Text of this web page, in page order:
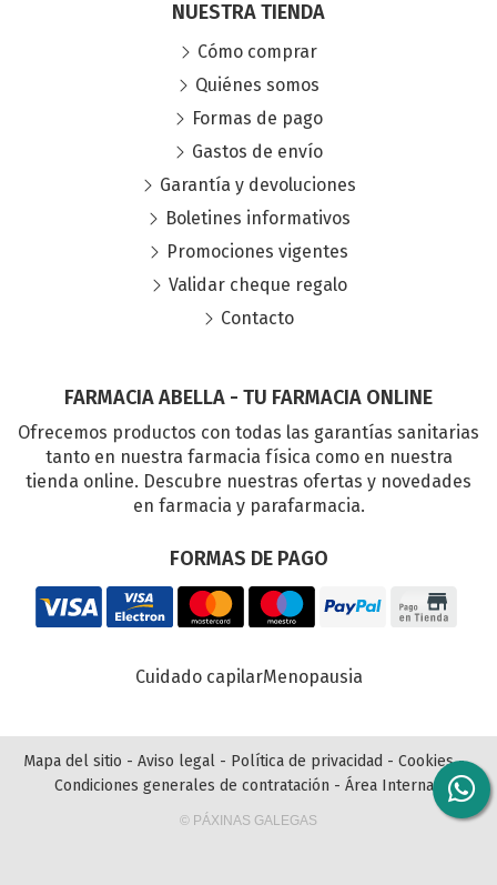
FARMACIA ABELLA - TU FARMACIA ONLINE
Ofrecemos productos con todas las garantías sanitarias
tanto en nuestra farmacia física como en nuestra
tienda online. Descubre nuestras ofertas y novedades
en farmacia y parafarmacia.
FORMAS DE PAGO
NUESTRA TIENDA
Cómo comprar
Quiénes somos
Formas de pago
Gastos de envío
Garantía y devoluciones
Boletines informativos
Promociones vigentes
Validar cheque regalo
Contacto
Cuidado capilarMenopausia
Mapa del sitio - Aviso legal - Política de privacidad - Cookies-
Condiciones generales de contratación - Área Interna
© PÁXINAS GALEGAS